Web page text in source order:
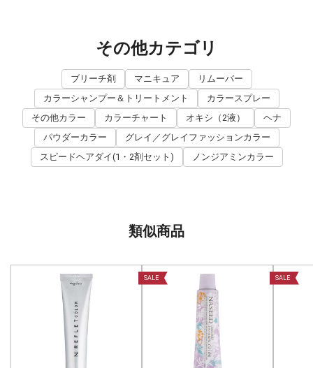
その他カテゴリ
ブリーチ剤 マニキュア
リムーバー
カラーシャンプー＆トリートメント
カラースプレー
その他カラー
カラーチャート オキシ（2液）
ヘナ
パウダーカラー
グレイ／グレイファッションカラー
スピードヘアダイ(1・2剤セット)
ノンジアミンカラー
類似商品
SALE SALE